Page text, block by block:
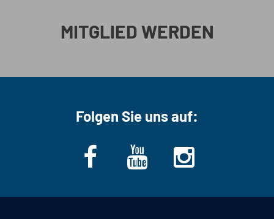
MITGLIED WERDEN
Folgen Sie uns auf: